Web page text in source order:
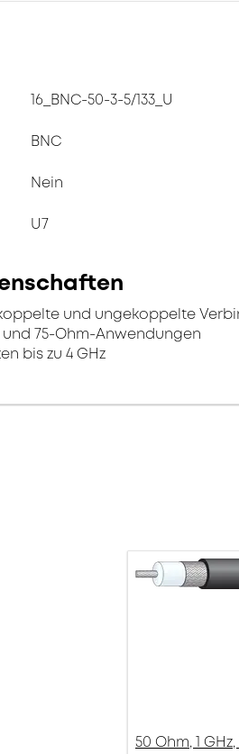
16_BNC-50-3-5/133_U
BNC
Nein
U7
und ungekoppelte
75-Ohm-Anwendungen
bis zu 4 GHz
50 Ohm, 1